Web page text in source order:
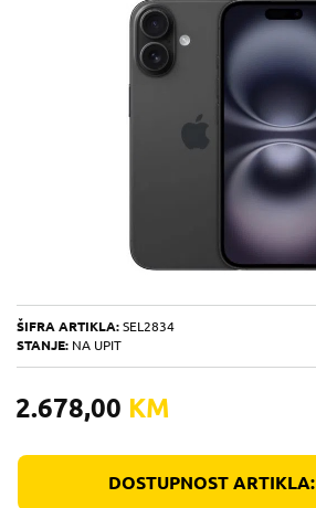
ŠIFRA ARTIKLA: SEL2834
STANJE: NA UPIT
2.678,00 KM
DOSTUPNOST ARTIKLA: